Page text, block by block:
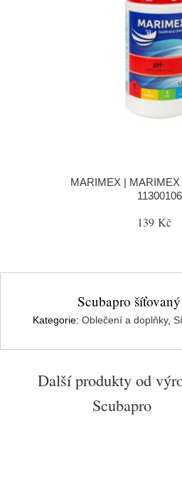
MARIMEX |
11300106
139 Kč
Scubapro
Kategorie: Oblečení a doplňky,
Další produkty od
Scubapro